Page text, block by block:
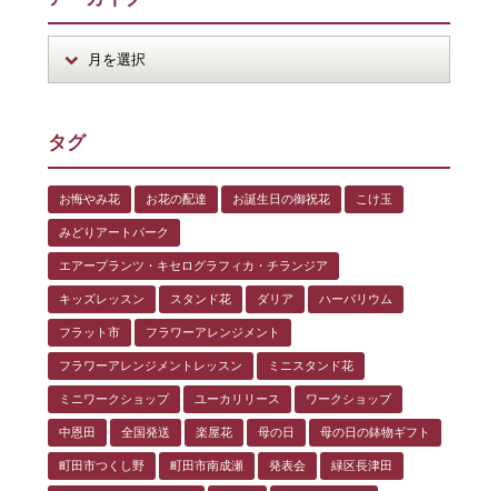
タグ
お悔やみ花 お花の配達 お誕生日の御祝花 こけ玉
みどりアートパーク
エアープランツ・キセログラフィカ・チランジア
キッズレッスン スタンド花 ダリア ハーバリウム
フラット市 フラワーアレンジメント
フラワーアレンジメントレッスン ミニスタンド花
ミニワークショップ ユーカリリース ワークショップ
中恩田 全国発送 楽屋花 母の日 母の日の鉢物ギフト
町田市つくし野 町田市南成瀬 発表会 緑区長津田